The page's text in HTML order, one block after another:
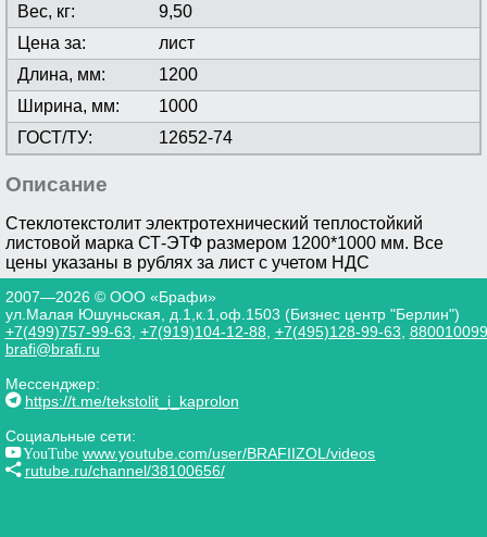
Вес, кг:
9,50
Цена за:
лист
Длина, мм:
1200
Ширина, мм:
1000
ГОСТ/ТУ:
12652-74
Описание
Стеклотекстолит электротехнический теплостойкий
листовой марка СТ-ЭТФ размером 1200*1000 мм. Все
цены указаны в рублях за лист с учетом НДС
2007—2026 © ООО «Брафи»
ул.Малая Юшуньская, д.1,к.1,оф.1503 (Бизнес центр "Берлин")
+7(499)757-99-63 +7(919)104-12-88 +7(495)128-99-63
brafi@brafi.ru
Мессенджер:
https://t.me/tekstolit_i_kaprolon
Социальные сети:
YouTube www.youtube.com/user/BRAFIIZOL/videos
rutube.ru/channel/38100656/